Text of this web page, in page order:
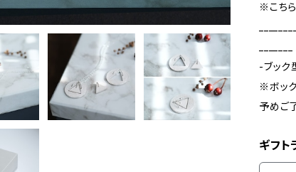
※こち
-ブック
※ボッ
予めご
ギフ